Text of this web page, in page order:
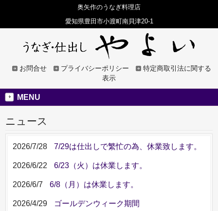
奥矢作のうなぎ料理店
愛知県豊田市小渡町南貝津20-1
お問合せ プライバシーポリシー
特定商取引法に関する
表示
MENU
ニュース
2026/7/28 7/29は仕出しで繁忙の為、休業致します。
2026/6/22 6/23（火）は休業します。
2026/6/7 6/8（月）は休業します。
2026/4/29 ゴールデンウィーク期間